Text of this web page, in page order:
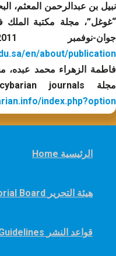
نبيل بن عبدالرحمن المعثم،
جوان-نوفمبر 2011، ص- 05،
en/about/publication
فاطمة الزهراء محمد عبده،
مجلة cybarian journals، العدد 02، سبتمبر 2004،
index.php?option
Home الرئيسية
Editorial Board هيئة التحرير
Author Guidelines قواعد النشر